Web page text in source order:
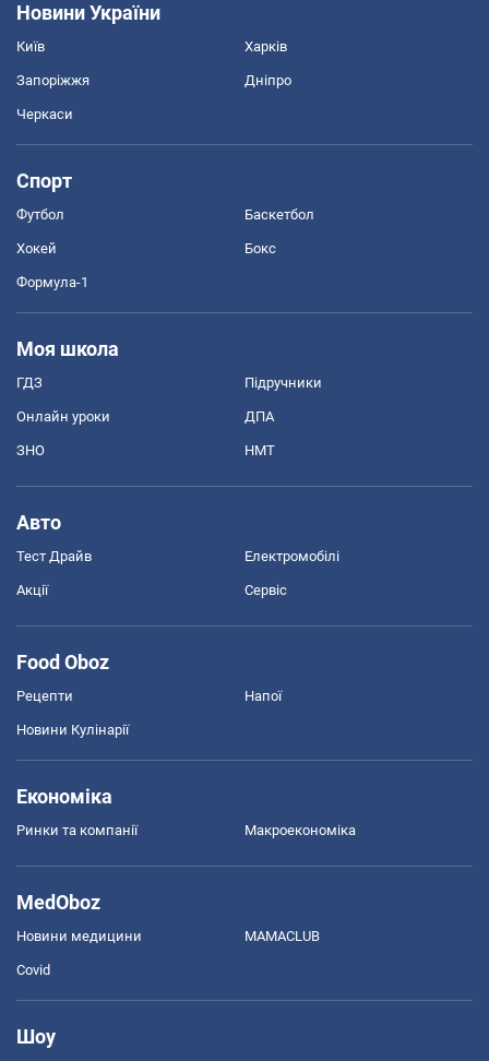
Новини України
Київ Харків
Запоріжжя Дніпро
Черкаси
Спорт
Футбол Баскетбол
Хокей Бокс
Формула-1
Моя школа
ГДЗ Підручники
Онлайн уроки ДПА
ЗНО НМТ
Авто
Тест Драйв Електромобілі
Акції Сервіс
Food Oboz
Рецепти Напої
Новини Кулінарії
Економіка
Ринки та компанії Макроекономіка
MedOboz
Новини медицини MAMACLUB
Covid
Шоу